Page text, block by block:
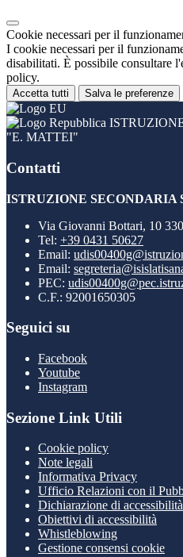
Cookie necessari per il
I cookie necessari per il
disabilitati. È possibile consultare
policy.
Accetta tutti Salva le preferenze
"E. MATTEI"
Contatti
ISTRUZIONE
Via Giovanni Bottari, 10
Tel: +39 0431 50627
Email:
Email:
PEC:
C.F.: 92001650305
Seguici su
Facebook
Youtube
Instagram
Sezione Link Utili
Cookie policy
Note legali
Informativa Privacy
Ufficio Relazioni con il
Dichiarazione di accessibilità
Obiettivi di accessibilità
Whistleblowing
Gestione consensi cookie